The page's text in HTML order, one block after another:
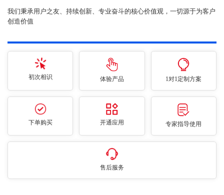
我们秉承用户之友、持续创新、专业奋斗的核心价值观，一切源于为客户
创造价值
初次相识 体验产品 1对1定制方案
下单购买 开通应用 专家指导使用
售后服务